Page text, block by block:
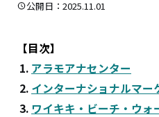
公開日：2025.11.01
【目次】
1. アラモアナセンター
2. インターナショナルマー
3. ワイキキ・ビーチ・ウォ